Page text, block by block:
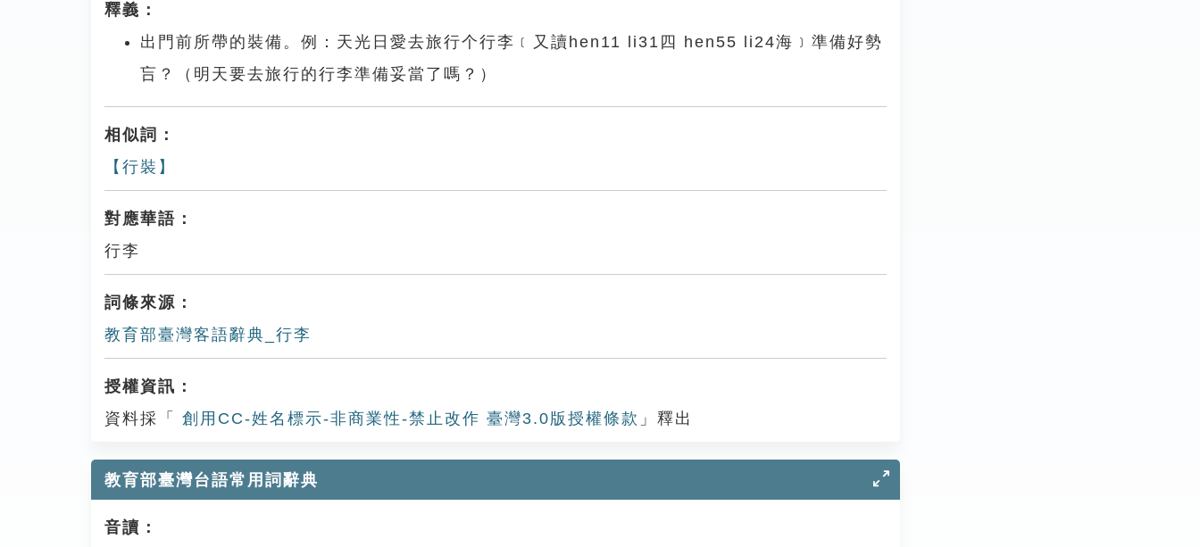
釋義：
出門前所帶的裝備。例：天光日愛去旅行个行李﹝又讀hen11 li31四 hen55 li24海﹞準備好勢
吂？（明天要去旅行的行李準備妥當了嗎？）
相似詞：
【行裝】
對應華語：
行李
詞條來源：
教育部臺灣客語辭典_行李
授權資訊：
資料採「
創用CC-姓名標示-非商業性-禁止改作 臺灣3.0版授權條款 」釋出
教育部臺灣台語常用詞辭典
音讀：